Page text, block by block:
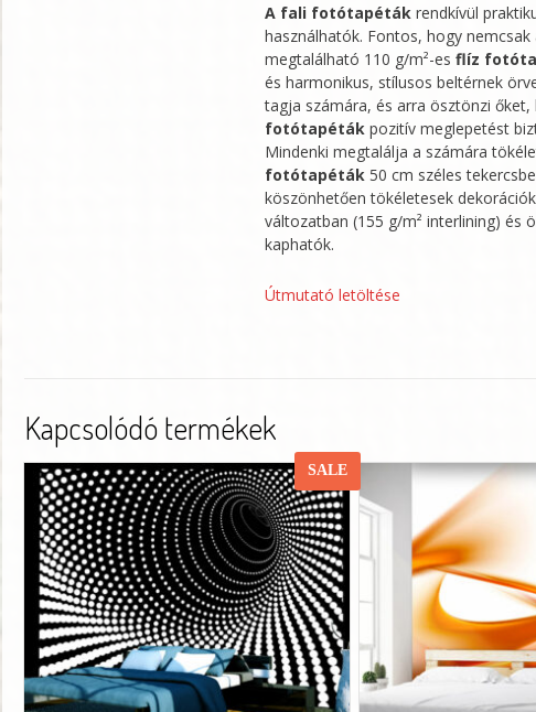
A fali fotótapéták rendkívül
használhatók. Fontos, hogy
megtalálható 110 g/m²-esflíz
és harmonikus, stílusos beltérnek
tagja számára, és arra ösztönzi
fotótapéták pozitív meglepetést
Mindenki megtalálja a számára
fotótapéták 50 cm széles
köszönhetően tökéletesek
változatban (155 g/m² interlining) és
kaphatók.
Útmutató letöltése
Kapcsolódó termékek
SALE